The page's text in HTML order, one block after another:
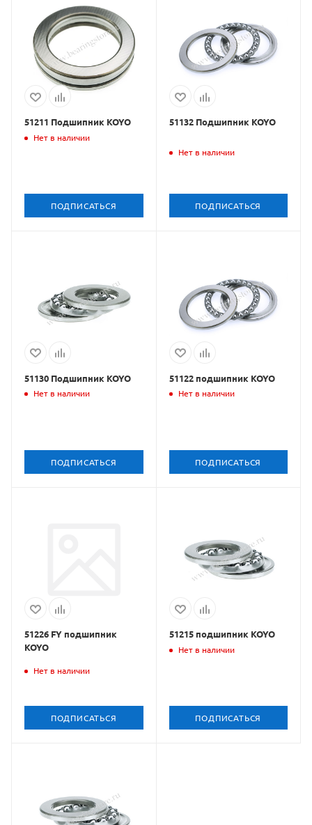
51211 Подшипник KOYO
Нет в наличии
ПОДПИСАТЬСЯ
51132 Подшипник KOYO
Нет в наличии
ПОДПИСАТЬСЯ
51130 Подшипник KOYO
Нет в наличии
ПОДПИСАТЬСЯ
51122 подшипник KOYO
Нет в наличии
ПОДПИСАТЬСЯ
51226 FY подшипник
KOYO
Нет в наличии
ПОДПИСАТЬСЯ
51215 подшипник KOYO
Нет в наличии
ПОДПИСАТЬСЯ